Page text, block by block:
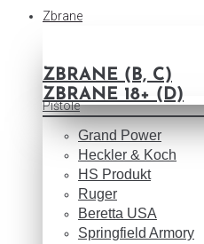
Zbrane
ZBRANE (B, C)
ZBRANE 18+ (D)
Pištole
Grand Power
Heckler & Koch
HS Produkt
Ruger
Beretta USA
Springfield Armory